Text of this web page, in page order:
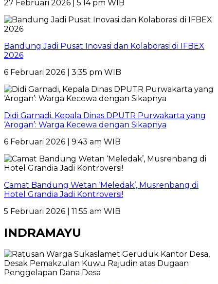
27 Februari 2026 | 5:14 pm WIB
Bandung Jadi Pusat Inovasi dan Kolaborasi di IFBEX
2026
6 Februari 2026 | 3:35 pm WIB
Didi Garnadi, Kepala Dinas DPUTR Purwakarta yang
‘Arogan’: Warga Kecewa dengan Sikapnya
6 Februari 2026 | 9:43 am WIB
Camat Bandung Wetan ‘Meledak’, Musrenbang di
Hotel Grandia Jadi Kontroversi!
5 Februari 2026 | 11:55 am WIB
INDRAMAYU